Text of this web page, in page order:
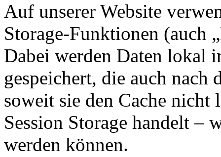
Auf unserer Website
Storage-Funktionen (auch
Dabei werden Daten lokal
gespeichert, die auch nach
soweit sie den Cache nicht
Session Storage handelt –
werden können.